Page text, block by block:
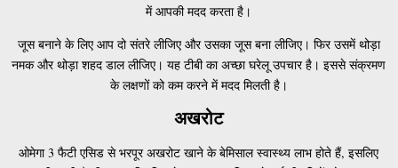
में आपकी मदद करता है।
जूस बनाने के लिए आप दो संतरे लीजिए और उसका जूस बना लीजिए। फिर उसमें थोड़ा
नमक और थोड़ा शहद डाल लीजिए। यह टीबी का अच्छा घरेलू उपचार है। इससे संक्रमण
के लक्षणों को कम करने में मदद मिलती है।
अखरोट
ओमेगा 3 फैटी एसिड से भरपूर अखरोट खाने के बेमिसाल स्वास्थ्य लाभ होते हैं, इसलिए